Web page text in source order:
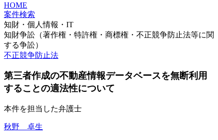
HOME
案件検索
知財・個人情報・IT
知財争訟（著作権・特許権・商標権・不正競争防止法等に関
する争訟）
不正競争防止法
第三者作成の不動産情報データベースを無断利用
することの適法性について
本件を担当した弁護士
秋野 卓生